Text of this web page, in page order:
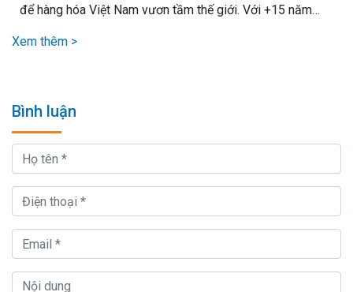
để hàng hóa Việt Nam vươn tầm thế giới. Với +15 năm
tôi cam kết mang lại giải pháp vận chuyển hiệu quả nhất,.
Xem thêm >
Bình luận